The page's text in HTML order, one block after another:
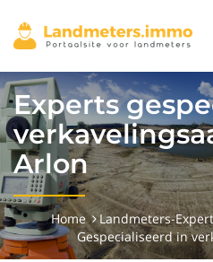
Experts
Arlon
Home Landmeters-
Gespecialiseerd in